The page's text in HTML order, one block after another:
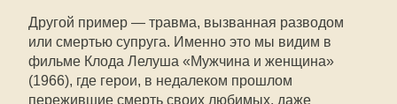
Другой пример — травма, вызванная разводом
или смертью супруга. Именно это мы видим в
фильме Клода Лелуша «Мужчина и женщина»
(1966), где герои, в недалеком прошлом
пережившие смерть своих любимых, даже